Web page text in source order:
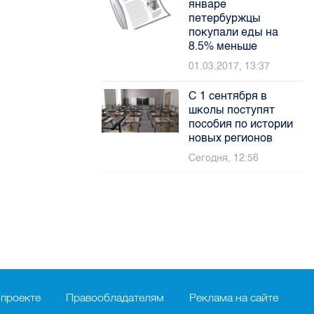
январе
петербуржцы
покупали еды на
8.5% меньше
01.03.2017, 13:37
С 1 сентября в
школы поступят
пособия по истории
новых регионов
Сегодня, 12:56
Правообладателям Реклама на сайте